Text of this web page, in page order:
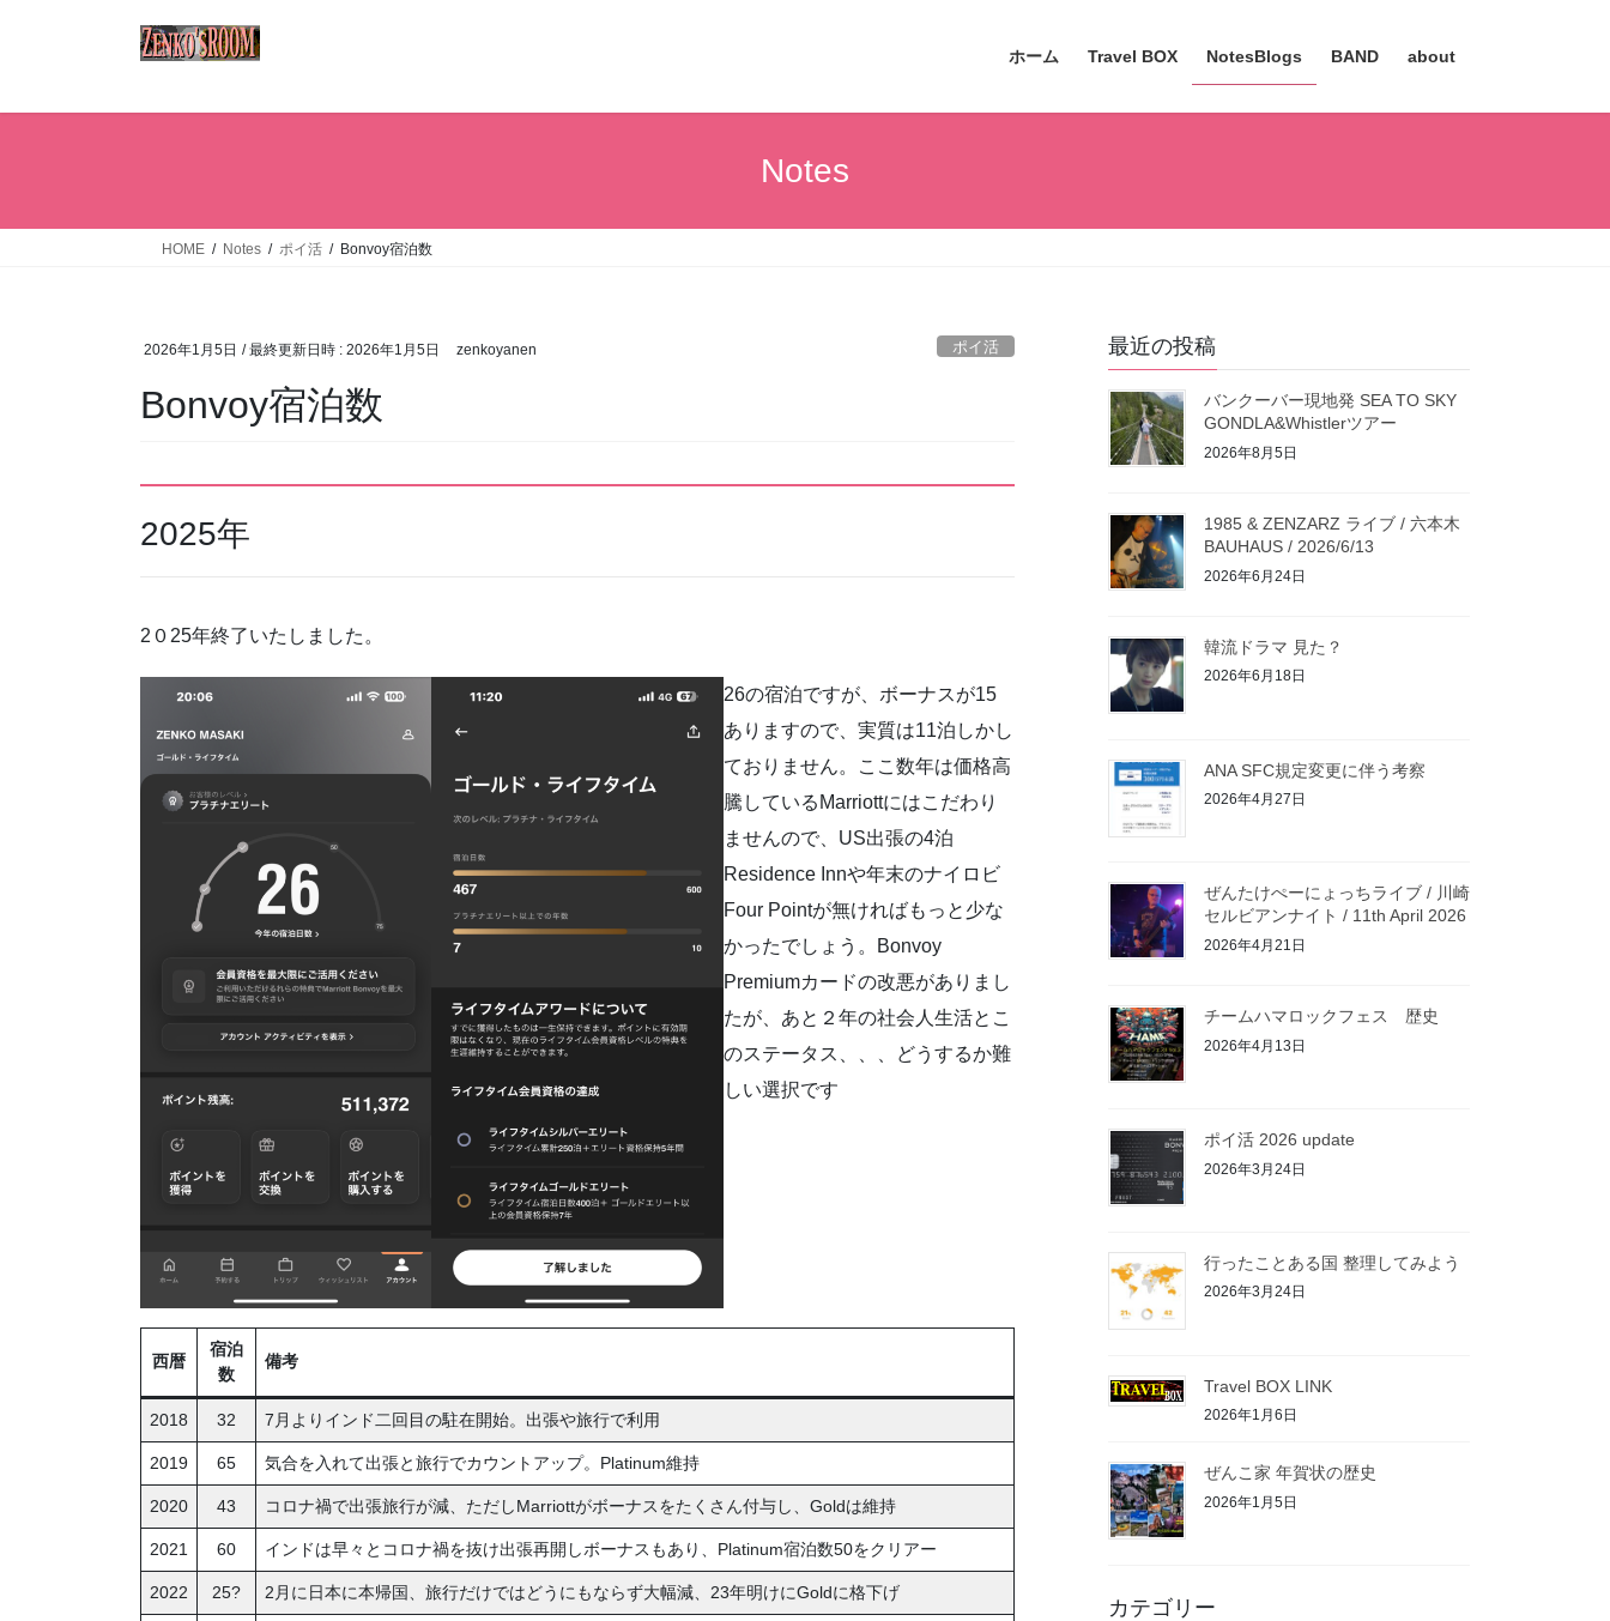
ホーム Travel BOX NotesBlogs BAND about
Notes
HOME Notes ポイ活 Bonvoy宿泊数
2026年1月5日 / 最終更新日時 : 2026年1月5日 zenkoyanen ポイ活
Bonvoy宿泊数
2025年
2０25年終了いたしました。
26の宿泊ですが、ボーナスが15
ありますので、実質は11泊しかし
ておりません。ここ数年は価格高
騰しているMarriottにはこだわり
ませんので、US出張の4泊
Residence Innや年末のナイロビ
Four Pointが無ければもっと少な
かったでしょう。Bonvoy
Premiumカードの改悪がありまし
たが、あと２年の社会人生活とこ
のステータス、、、どうするか難
しい選択です
西暦
宿泊
数
備考
2018 32 7月よりインド二回目の駐在開始。出張や旅行で利用
2019 65 気合を入れて出張と旅行でカウントアップ。Platinum維持
2020 43 コロナ禍で出張旅行が減、ただしMarriottがボーナスをたくさん付与し、Goldは維持
2021 60 インドは早々とコロナ禍を抜け出張再開しボーナスもあり、Platinum宿泊数50をクリアー
2022 25? 2月に日本に本帰国、旅行だけではどうにもならず大幅減、23年明けにGoldに格下げ
最近の投稿
バンクーバー現地発 SEA TO SKY
GONDLA&Whistlerツアー
2026年8月5日
1985 & ZENZARZ ライブ / 六本木
BAUHAUS / 2026/6/13
2026年6月24日
韓流ドラマ 見た？
2026年6月18日
ANA SFC規定変更に伴う考察
2026年4月27日
ぜんたけぺーにょっちライブ / 川崎
セルビアンナイト / 11th April 2026
2026年4月21日
チームハマロックフェス 歴史
2026年4月13日
ポイ活 2026 update
2026年3月24日
行ったことある国 整理してみよう
2026年3月24日
Travel BOX LINK
2026年1月6日
ぜんこ家 年賀状の歴史
2026年1月5日
カテゴリー